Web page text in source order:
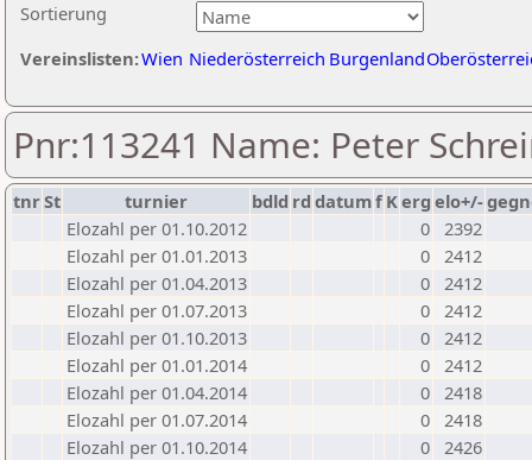
Sortierung
Vereinslisten:Wien Niederösterreich Burgenland
Pnr:113241 Name: Peter
tnrSt turnier bdld rd datumf Kerg elo+/-
Elozahl per 01.10.2012
0 2392
Elozahl per 01.01.2013
0 2412
Elozahl per 01.04.2013
0 2412
Elozahl per 01.07.2013
0 2412
Elozahl per 01.10.2013
0 2412
Elozahl per 01.01.2014
0 2412
Elozahl per 01.04.2014
0 2418
Elozahl per 01.07.2014
0 2418
Elozahl per 01.10.2014
0 2426